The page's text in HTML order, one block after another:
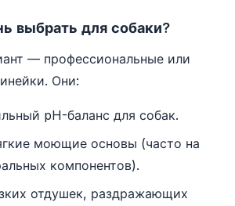
выбрать для собаки?
— профессиональные или
Они:
pH-баланс для собак.
моющие основы (часто на
компонентов).
отдушек, раздражающих